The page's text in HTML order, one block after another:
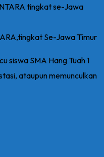
tingkat se-Jawa
Se-Jawa Timur
siswa SMA Hang Tuah 1
ataupun memunculkan